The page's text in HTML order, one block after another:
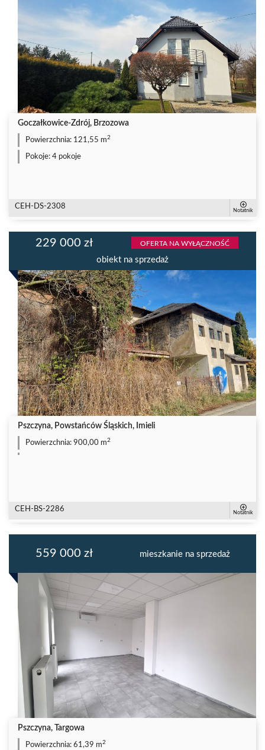
Goczałkowice-Zdrój, Brzozowa
Powierzchnia: 121,55 m2
Pokoje: 4 pokoje
CEH-DS-2308 Notatnik
229 000 zł OFERTA NA WYŁĄCZNOŚĆ
obiekt na sprzedaż
Pszczyna, Powstańców Śląskich, Imieli
Powierzchnia: 900,00 m2
CEH-BS-2286 Notatnik
559 000 zł mieszkanie na sprzedaż
Pszczyna, Targowa
Powierzchnia: 61,39 m2